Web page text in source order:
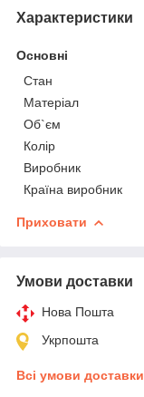
Характеристики
Основні
Стан
Матеріал
Об`єм
Колір
Виробник
Країна виробник
Приховати
Умови доставки
Нова Пошта
Укрпошта
Всі умови доставки